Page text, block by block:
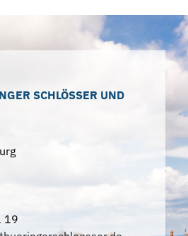
SCHLÖSSER UND
19